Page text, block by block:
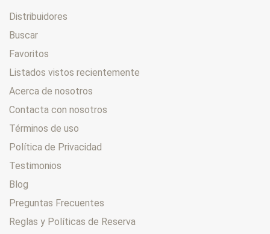
Distribuidores
Buscar
Favoritos
Listados vistos recientemente
Acerca de nosotros
Contacta con nosotros
Términos de uso
Política de Privacidad
Testimonios
Blog
Preguntas Frecuentes
Reglas y Políticas de Reserva